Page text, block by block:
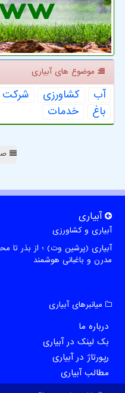
موضوع های آبیاری
آب كشاورزی شركت
باغ
خدمات
آبیاری
آبیاری و کشاورزی
آبیاری (پرشین وت) ؛ از بذر تا
مدرن و باغبانی هوشمند
میانبرهای آبیاری
درباره ما
بک لینک در آبیاری
رپورتاژ در آبیاری
مطالب آبیاری